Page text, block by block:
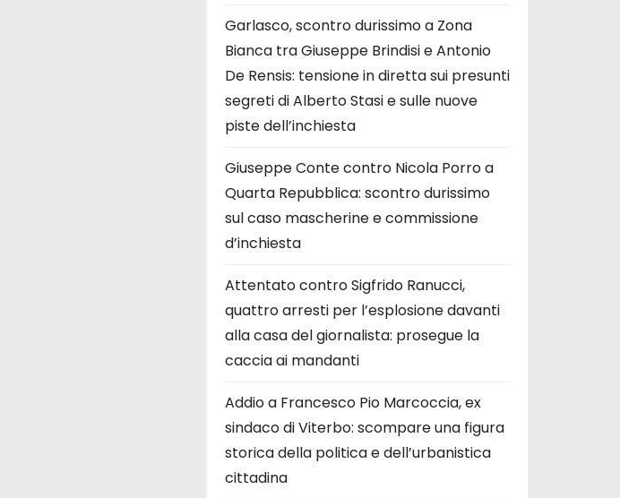
Garlasco, scontro durissimo a Zona
Bianca tra Giuseppe Brindisi e Antonio
De Rensis: tensione in diretta sui presunti
segreti di Alberto Stasi e sulle nuove
piste dell’inchiesta
Giuseppe Conte contro Nicola Porro a
Quarta Repubblica: scontro durissimo
sul caso mascherine e commissione
d’inchiesta
Attentato contro Sigfrido Ranucci,
quattro arresti per l’esplosione davanti
alla casa del giornalista: prosegue la
caccia ai mandanti
Addio a Francesco Pio Marcoccia, ex
sindaco di Viterbo: scompare una figura
storica della politica e dell’urbanistica
cittadina